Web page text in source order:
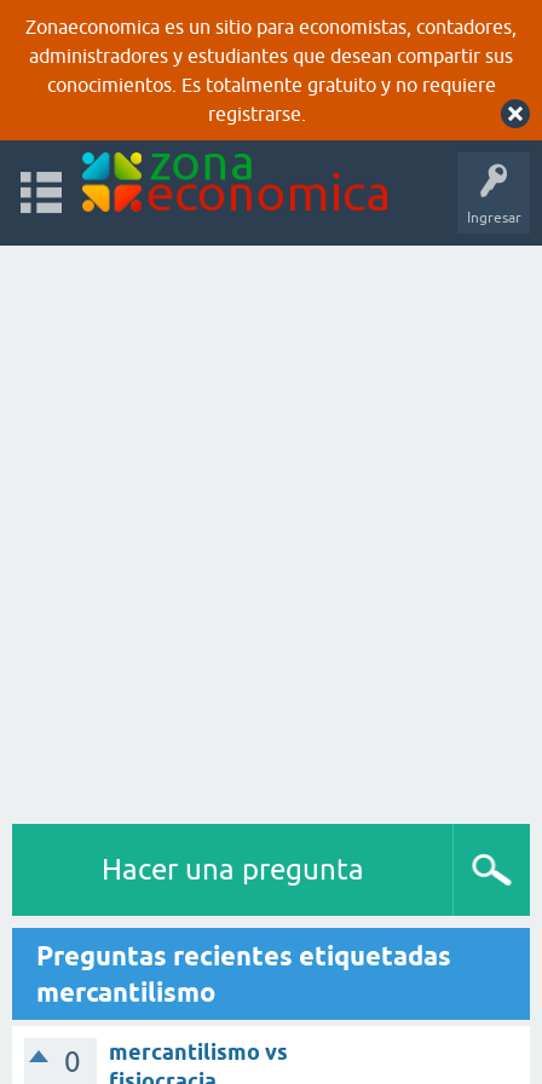
Zonaeconomica es un sitio para economistas, contadores,
administradores y estudiantes que desean compartir sus
conocimientos. Es totalmente gratuito y no requiere
registrarse.
Ingresar
Hacer una pregunta
Preguntas recientes etiquetadas
mercantilismo
0
mercantilismo vs